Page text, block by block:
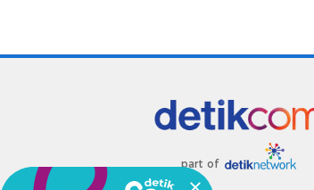
part of